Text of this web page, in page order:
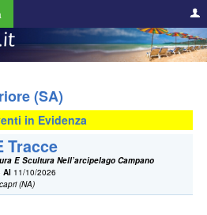
(SA)
in Evidenza
Tracce
E Scultura Nell’arcipelago Campano
Al 11/10/2026
(NA)